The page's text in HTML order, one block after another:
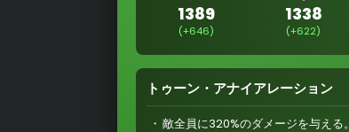
1389
(+646)
1338
(+622)
トゥーン・アナイアレーション
敵全員に320%のダメージを与える。